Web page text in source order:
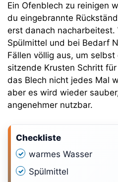
Ein Ofenblech zu reinigen
du eingebrannte
erst danach nacharbeitest.
Spülmittel und bei Bedarf
Fällen völlig aus, um
sitzende Krusten Schritt
das Blech nicht jedes Mal
aber es wird wieder
angenehmer nutzbar.
Checkliste
warmes Wasser
Spülmittel